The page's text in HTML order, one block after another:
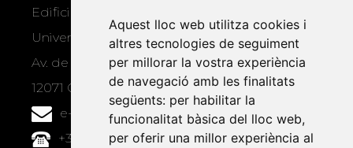
Aquest lloc web utilitza cookies i
altres tecnologies de seguiment
per millorar la vostra experiència
de navegació amb les finalitats
següents: per habilitar la
funcionalitat bàsica del lloc web,
per oferir una millor experiència al
Edifici Àgora
Universitat Jaume I, local 10
Av. de Vicent Sos Baynat, s/n
12071 Castelló de la Plana
e-buc@vives.org
+34 964 72 89 93